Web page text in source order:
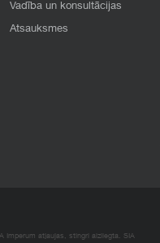
Vadība un konsultācijas
Atsauksmes
Imperum atļaujas, stingri aizliegta. SIA